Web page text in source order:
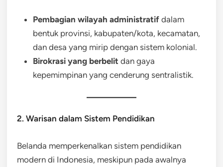
Pembagian wilayah administratif dalam
bentuk provinsi, kabupaten/kota, kecamatan,
dan desa yang mirip dengan sistem kolonial.
Birokrasi yang berbelit dan gaya
kepemimpinan yang cenderung sentralistik.
2. Warisan dalam Sistem Pendidikan
Belanda memperkenalkan sistem pendidikan
modern di Indonesia, meskipun pada awalnya